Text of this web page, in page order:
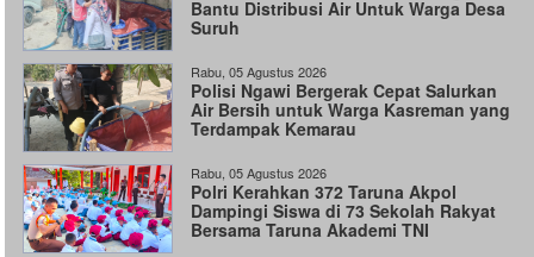
Bantu Distribusi Air Untuk Warga Desa
Suruh
Rabu, 05 Agustus 2026
Polisi Ngawi Bergerak Cepat Salurkan
Air Bersih untuk Warga Kasreman yang
Terdampak Kemarau
Rabu, 05 Agustus 2026
Polri Kerahkan 372 Taruna Akpol
Dampingi Siswa di 73 Sekolah Rakyat
Bersama Taruna Akademi TNI